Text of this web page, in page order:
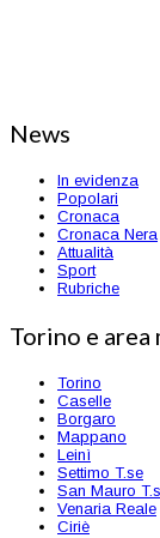
News
In evidenza
Popolari
Cronaca
Cronaca Nera
Attualità
Sport
Rubriche
Torino e
Torino
Caselle
Borgaro
Mappano
Leinì
Settimo T.se
San Mauro
Venaria Reale
Ciriè